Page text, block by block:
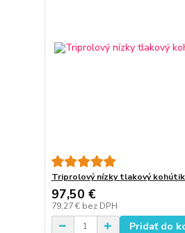
Triprolový nízky tlakový
97,50 €
79,27 € bez DPH
Pridať do